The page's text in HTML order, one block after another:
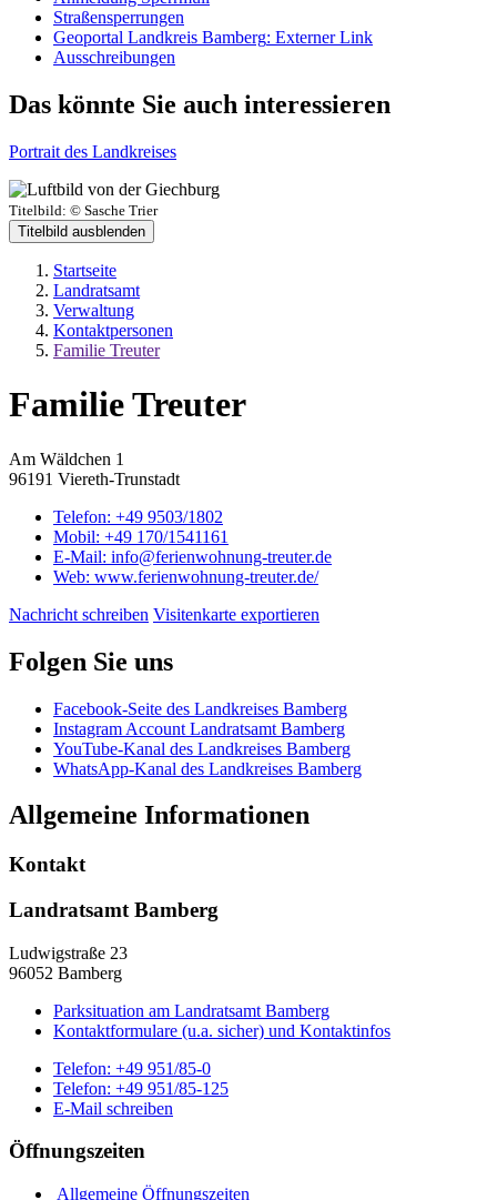
Straßensperrungen
Geoportal Landkreis Bamberg: Externer Link
Ausschreibungen
Das könnte Sie auch interessieren
Portrait des Landkreises
Titelbild: © Sasche Trier
Titelbild ausblenden
Startseite
Landratsamt
Verwaltung
Kontaktpersonen
Familie Treuter
Familie Treuter
Am Wäldchen 1
96191 Viereth-Trunstadt
Telefon: +49 9503/1802
Mobil: +49 170/1541161
E-Mail: info@ferienwohnung-treuter.de
Web: www.ferienwohnung-treuter.de/
Nachricht schreiben Visitenkarte exportieren
Folgen Sie uns
Facebook-Seite des Landkreises Bamberg
Instagram Account Landratsamt Bamberg
YouTube-Kanal des Landkreises Bamberg
WhatsApp-Kanal des Landkreises Bamberg
Allgemeine Informationen
Kontakt
Landratsamt Bamberg
Ludwigstraße 23
96052 Bamberg
Parksituation am Landratsamt Bamberg
Kontaktformulare (u.a. sicher) und Kontaktinfos
Telefon: +49 951/85-0
Telefon: +49 951/85-125
E-Mail schreiben
Öffnungszeiten
Allgemeine Öffnungszeiten